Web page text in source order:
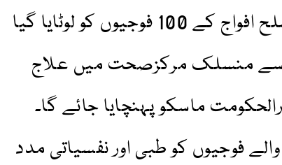
کے بدلے میں یوکرین کی مسلح افواج کے 100 فوجیوں کو لوٹایا گیا
سے منسلک مرکزصحت میں علاج
ماسکو پہنچایا جائے گا۔
فوجیوں کو طبی اور نفسیاتی مدد